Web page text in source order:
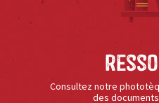
Consultez notre
des